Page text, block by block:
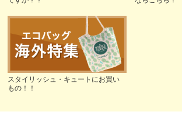
スタイリッシュ・キュートにお買い
もの！！